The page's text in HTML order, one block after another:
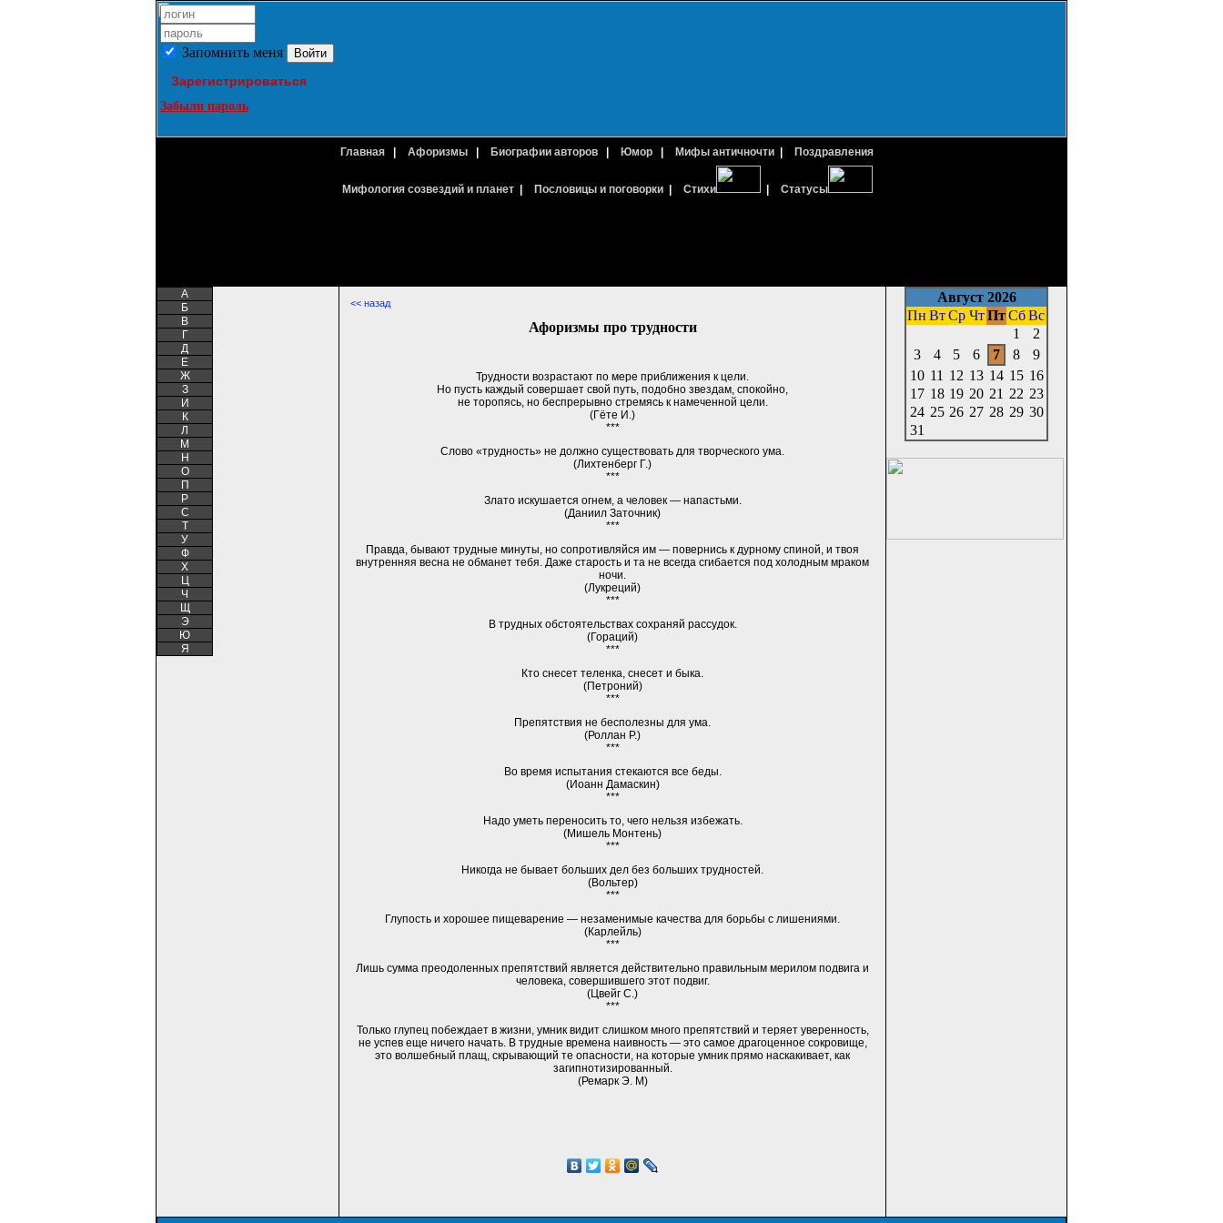
Запомнить меня
Зарегистрироваться
Забыли пароль
Главная Афоризмы Биографии авторов Юмор Мифы античночти Поздравления
Мифология созвездий и планет| Пословицы и поговорки| Стихи Статусы
A
Б
В
Г
Д
Е
Ж
З
И
К
Л
М
Н
О
П
Р
С
Т
У
Ф
Х
Ц
Ч
Щ
Э
Ю
Я
<< назад
Афоризмы про трудности
Трудности возрастают по мере приближения к цели.
Но пусть каждый совершает свой путь, подобно звездам, спокойно,
не торопясь, но беспрерывно стремясь к намеченной цели.
(Гёте И.)
***
Слово «трудность» не должно существовать для творческого ума.
(Лихтенберг Г.)
***
Злато искушается огнем, а человек — напастьми.
(Даниил Заточник)
***
Правда, бывают трудные минуты, но сопротивляйся им — повернись к дурному спиной, и твоя
внутренняя весна не обманет тебя. Даже старость и та не всегда сгибается под холодным мраком
ночи.
(Лукреций)
***
В трудных обстоятельствах сохраняй рассудок.
(Гораций)
***
Кто снесет теленка, снесет и быка.
(Петроний)
***
Препятствия не бесполезны для ума.
(Роллан Р.)
***
Во время испытания стекаются все беды.
(Иоанн Дамаскин)
***
Надо уметь переносить то, чего нельзя избежать.
(Мишель Монтень)
***
Никогда не бывает больших дел без больших трудностей.
(Вольтер)
***
Глупость и хорошее пищеварение — незаменимые качества для борьбы с лишениями.
(Карлейль)
***
Лишь сумма преодоленных препятствий является действительно правильным мерилом подвига и
человека, совершившего этот подвиг.
(Цвейг С.)
***
Только глупец побеждает в жизни, умник видит слишком много препятствий и теряет уверенность,
не успев еще ничего начать. В трудные времена наивность — это самое драгоценное сокровище,
это волшебный плащ, скрывающий те опасности, на которые умник прямо наскакивает, как
загипнотизированный.
(Ремарк Э. М)
Август 2026
Пн Вт Ср Чт ПтСб Вс
1
2
3
4 5 6 7 8
9
10 11 12 13 14 15 16
17 18 19 20 21 22 23
24 25 26 27 28 29 30
31